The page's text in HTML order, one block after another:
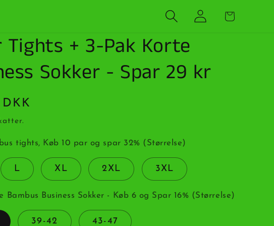
Log
ind
Indkøbskurv
Tights + 3-Pak Korte
Sokker - Spar 29 kr
tights, Køb 10 par og spar 32% (Størrelse)
L XL 2XL 3XL
Bambus Business Sokker - Køb 6 og Spar 16% (Størrelse)
39-42 43-47